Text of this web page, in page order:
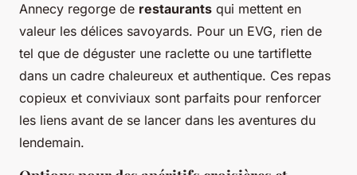
Annecy regorge de restaurants qui mettent en
valeur les délices savoyards. Pour un EVG, rien de
tel que de déguster une raclette ou une tartiflette
dans un cadre chaleureux et authentique. Ces repas
copieux et conviviaux sont parfaits pour renforcer
les liens avant de se lancer dans les aventures du
lendemain.